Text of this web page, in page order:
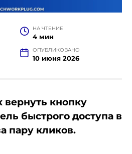
НА ЧТЕНИЕ
4 мин
ОПУБЛИКОВАНО
10 июня 2026
вернуть кнопку
быстрого доступа в
пару кликов.